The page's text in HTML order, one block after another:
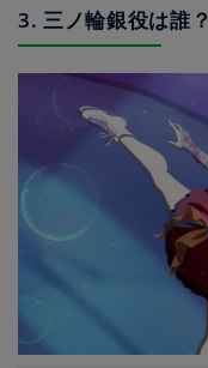
3. 三ノ輪銀役は誰？